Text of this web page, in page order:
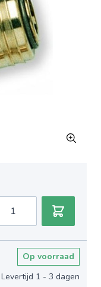
Op voorraad
Levertijd 1 - 3 dagen